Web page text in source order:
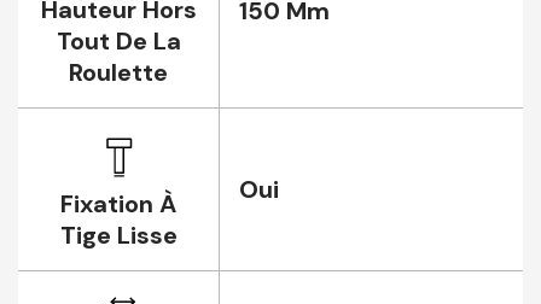
Hauteur Hors
Tout De La
Roulette
150 Mm
Fixation À
Tige Lisse
Oui